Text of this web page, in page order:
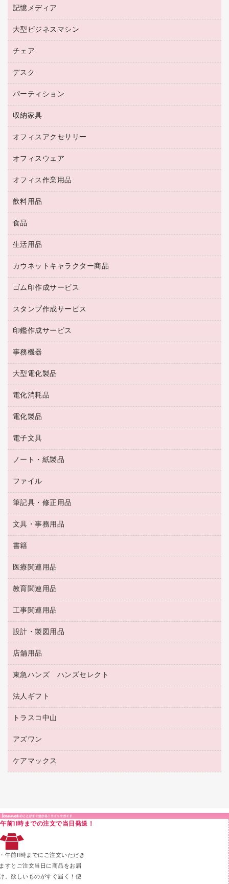
プリンタ用リボン
トナーカートリッジ
コピートナー
インクカートリッジ
ラベル用紙
プロッター用紙
ハガキ用紙
その他コピー用紙・プリンタ用紙
コピー用紙
マウスパッド
マウス
パソコンバッグ／収納用品
ネットワーク／ＬＡＮ機器
ネットワーク／ＬＡＮアクセサリー
セキュリティ用品
ＵＳＢハブ／ＵＳＢアクセサリー
ＯＡフィルター
ＯＡクリーナー／エアダスター
ＨＤＤ／ＳＳＤ
ディスプレイモニター
電話機
レーザープリンタ／複合機
メモリーカード
プロジェクタ
ファクシミリ
デジタルカメラ
スキャナー
コピー機
記憶メディア
ブルーレイディスク
ＣＤ－ＲＷ
ＣＤ－Ｒ
メディア収納用品
大型ビジネスマシン
プリンタ
チェア
応接イス・ベンチ
オフィスチェア
デスク
ミーティングテーブル
デスク
カウンター
パーティション
ホワイトボード・黒板
収納家具
保管庫・書庫
ロッカー・下駄箱
その他収納
オフィスアクセサリー
オフィスアクセサリー
オフィスウェア
医療・介護・ワーキングウェア
ブラウス・シャツ
アウター
オフィス作業用品
養生用品
防災用備蓄食品・飲料
台車・脚立
倉庫収納用品
作業用雑貨
梱包用品
梱包用テープ
園芸用品
ペット用品
飲料用品
緑茶飲料
茶葉・インスタント
紅茶・バラエティ飲料
レギュラーコーヒー
ミルク・シュガー
ソフトドリンク
コーヒーメーカー・備品
インスタントコーヒー
食品
食品
生活用品
浴室用品
台所用洗剤
掃除用品
掃除用洗剤
洗濯用品
消臭・芳香剤
殺虫剤
飲食用消耗品
ハンドソープ・石鹸
トイレ用品
トイレ用洗剤
ティッシュペーパー
ダストボックス
タオル・アメニティ用品
スリッパ・サンダル・シューズ
スポーツ・レジャー用品
ゴミ袋
キッチン用品
食品添加物製品
カウネットキャラクター商品
カウネットキャラクター商品
ゴム印作成サービス
ゴム印作成サービス
ゴム印（一行印）作成サービス
ゴム印（フリーサイズ印）作成サービス
スタンプ作成サービス
シヤチハタスタンプ作成サービス
カウネットスタンプ作成サービス
印鑑作成サービス
印鑑作成サービス
事務機器
大型シュレッダー（共配）
レーザーポインター
ラミネートフィルム
ラミネータ
タイムレコーダー
シュレッダ
ＯＨＰ用品
大型電化製品
冷蔵庫・キッチン・調理家電
テレビ・ＡＶ機器
電化消耗品
電球・蛍光灯
乾電池・充電池
フィルム・カメラ用品
デスクライト
アルバム
電化製品
掃除機・クリーナー
空調・季節家電
その他電化製品
キッチン・調理家電
ＯＡタップ／延長コード
電子文具
電卓
ラベルテープ
その他電子文具
ノート・紙製品
封筒
伝票
典礼用品
帳簿
額縁
各種用紙
ルーズリーフ
ファイル
名刺整理用品
板目表紙・綴込表紙
背幅が伸びるファイル
統一伝票用ファイル
収納保存用品
レターファイル
リングファイル
プレゼン用ファイル
ファイルボックス
パイプ式ファイル
その他ファイル
クリヤーホルダー
クリヤーブック（差替式）
クリヤーブック（固定式）
Ｚ式ファイル
２穴リフィル・２穴インデックス
筆記具・修正用品
万年筆
消しゴム
修正液・修正ペン
修正テープ
鉛筆
マーキングペン（油性）
マーキングペン（水性）
ボールペン（油性）
ボールペン（ゲルインク）
シャープペンシル用替芯
文具・事務用品
輪ゴム
両面テープ
名札
保管・整理用品
壁面／足元収納
備品／小物ケース
透明テープ 事務用
電話台
針なしステープラー
紙めくり
裁断機
印章用品
ラベル類
メンディングテープ
書籍
パソコンソフト
医療関連用品
保健用品
使い捨て手袋
感染症対策用品
介護用品
医療関連用品
教育関連用品
教育関連用品
工事関連用品
工事関連用品
設計・製図用品
設計・製図用品
店舗用品
店舗運営用品
陳列什器
紙手提げ袋
レジ・ポリ袋
ディスプレイ用品
カウンター／お会計用品
東急ハンズ ハンズセレクト
東急ハンズ
法人ギフト
高島屋
高島屋（食品・飲料）
カウネットギフト（食品・飲料）
トラスコ中山
建築・作業用品
アズワン
医療・介護用品（食品・飲料・食添製品）
ケアマックス
午前11時までの注文で当日発送！
午前11時までにご注文いただき
すとご注文当日に商品をお届
。欲しいものがすぐ届く！便